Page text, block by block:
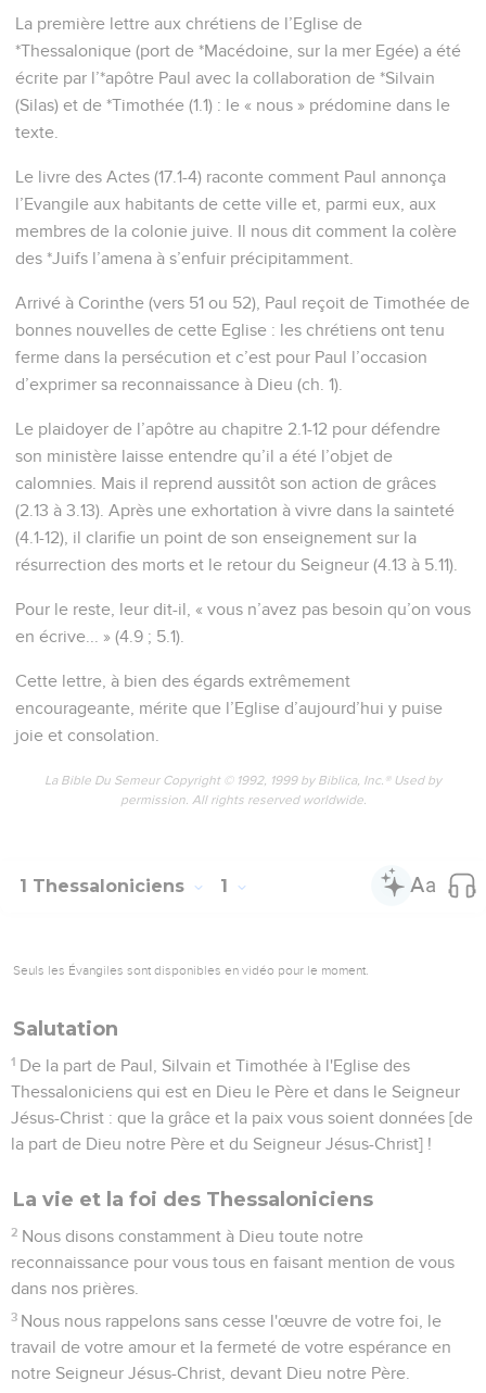
La première lettre aux chrétiens de l’Eglise de
*Thessalonique (port de *Macédoine, sur la mer Egée) a été
écrite par l’*apôtre Paul avec la collaboration de *Silvain
(Silas) et de *Timothée (1.1) : le « nous » prédomine dans le
texte.
Le livre des Actes (17.1-4) raconte comment Paul annonça
l’Evangile aux habitants de cette ville et, parmi eux, aux
membres de la colonie juive. Il nous dit comment la colère
des *Juifs l’amena à s’enfuir précipitamment.
Arrivé à Corinthe (vers 51 ou 52), Paul reçoit de Timothée de
bonnes nouvelles de cette Eglise : les chrétiens ont tenu
ferme dans la persécution et c’est pour Paul l’occasion
d’exprimer sa reconnaissance à Dieu (ch. 1).
Le plaidoyer de l’apôtre au chapitre 2.1-12 pour défendre
son ministère laisse entendre qu’il a été l’objet de
calomnies. Mais il reprend aussitôt son action de grâces
(2.13 à 3.13). Après une exhortation à vivre dans la sainteté
(4.1-12), il clarifie un point de son enseignement sur la
résurrection des morts et le retour du Seigneur (4.13 à 5.11).
Pour le reste, leur dit-il, « vous n’avez pas besoin qu’on vous
en écrive... » (4.9 ; 5.1).
Cette lettre, à bien des égards extrêmement
encourageante, mérite que l’Eglise d’aujourd’hui y puise
joie et consolation.
La Bible Du Semeur Copyright © 1992, 1999 by Biblica, Inc.® Used by
permission. All rights reserved worldwide.
1 Thessaloniciens 1
Seuls les Évangiles sont disponibles en vidéo pour le moment.
Salutation
1 De la part de Paul, Silvain et Timothée à l'Eglise des
Thessaloniciens qui est en Dieu le Père et dans le Seigneur
Jésus-Christ : que la grâce et la paix vous soient données [de
la part de Dieu notre Père et du Seigneur Jésus-Christ] !
La vie et la foi des Thessaloniciens
2 Nous disons constamment à Dieu toute notre
reconnaissance pour vous tous en faisant mention de vous
dans nos prières.
3 Nous nous rappelons sans cesse l'œuvre de votre foi, le
travail de votre amour et la fermeté de votre espérance en
notre Seigneur Jésus-Christ, devant Dieu notre Père.